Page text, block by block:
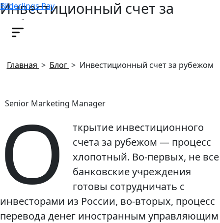
Bilderlings Pay
Инвестиционный счет за
рубежом
Главная > Блог > Инвестиционный счет за рубежом
Senior Marketing Manager
О
ткрытие инвестиционного
счета за рубежом — процесс
хлопотный. Во-первых, не все
банковские учреждения
готовы сотрудничать с
инвесторами из России, во-вторых, процесс
перевода денег иностранным управляющим